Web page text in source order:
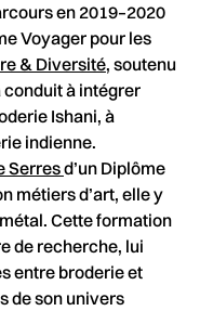
en 2019–2020
Voyager pour les
& Diversité, soutenu
à intégrer
Ishani, à
indienne.
Serresd’un Diplôme
métiers d’art, elle y
Cette formation
de recherche, lui
entre broderie et
de son univers